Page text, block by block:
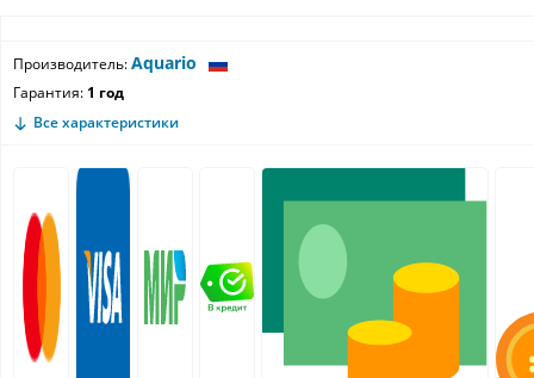
Производитель:Aquario
Гарантия: 1 год
Все характеристики